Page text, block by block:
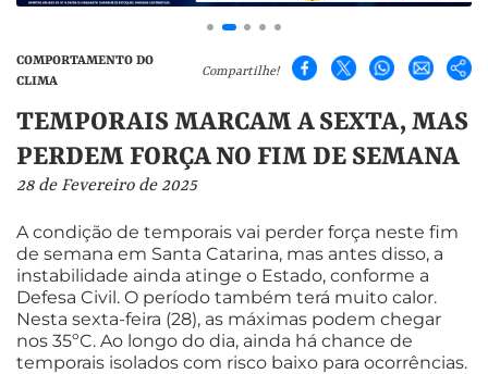
COMPORTAMENTO DO
CLIMA
Compartilhe!
TEMPORAIS MARCAM A SEXTA, MAS
PERDEM FORÇA NO FIM DE SEMANA
28 de Fevereiro de 2025
A condição de temporais vai perder força neste fim
de semana em Santa Catarina, mas antes disso, a
instabilidade ainda atinge o Estado, conforme a
Defesa Civil. O período também terá muito calor.
Nesta sexta-feira (28), as máximas podem chegar
nos 35ºC. Ao longo do dia, ainda há chance de
temporais isolados com risco baixo para ocorrências.